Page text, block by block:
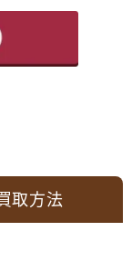
取方法